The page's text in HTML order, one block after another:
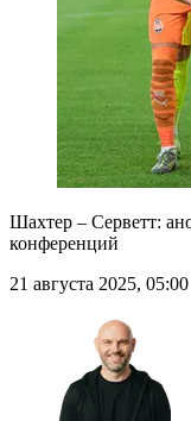
Шахтер – Серветт:
конференций
21 августа 2025, 05:00